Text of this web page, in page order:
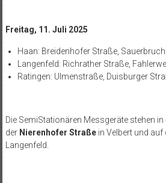
Freitag, 11. Juli 2025
Haan: Breidenhofer Straße,
Langenfeld: Richrather Straße,
Ratingen: Ulmenstraße, Duisburger
Die SemiStationären Messgeräte stehen in
der Nierenhofer Straße in Velbert und auf
Langenfeld.